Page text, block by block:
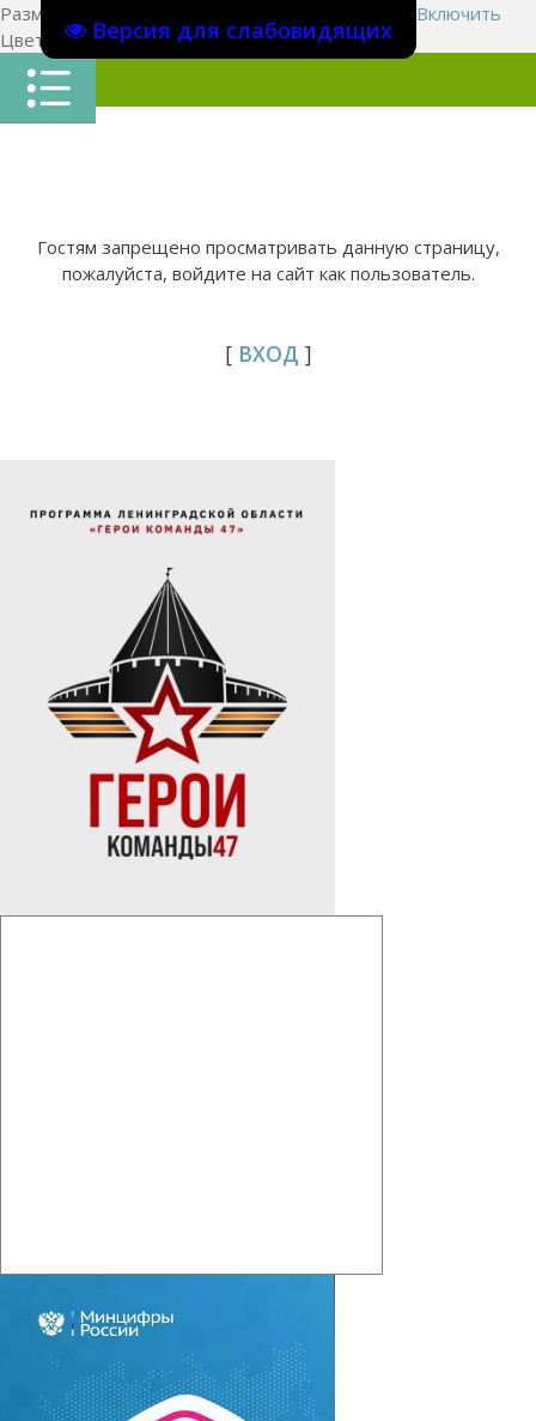
Версия для слабовидящих
Размер шрифта:
Включить
Цвет сайтаЦ Ц Ц Х
Гостям запрещено просматривать данную страницу,
пожалуйста, войдите на сайт как пользователь.
[ ВХОД ]